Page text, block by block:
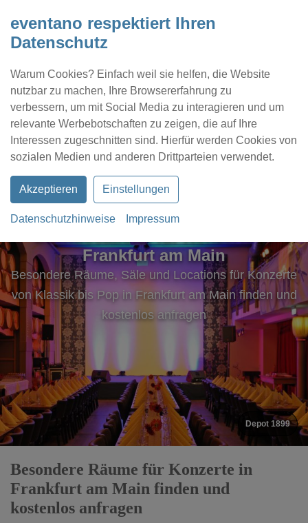
eventano respektiert Ihren
Datenschutz
Warum Cookies? Einfach weil sie helfen, die Website
nutzbar zu machen, Ihre Browsererfahrung zu
verbessern, um mit Social Media zu interagieren und um
relevante Werbebotschaften zu zeigen, die auf Ihre
Interessen zugeschnitten sind. Hierfür werden Cookies von
sozialen Medien und anderen Drittparteien verwendet.
Akzeptieren Einstellungen
Datenschutzhinweise Impressum
Kontakt Location eintragen Profil
Frankfurt am Main
Besondere Räume, Säle und Locations für Konzerte
von Klassik bis Pop in Frankfurt am Main finden und
kostenlos anfragen
Union Halle
Besondere Räume für Konzerte in
Frankfurt am Main finden und
kostenlos anfragen